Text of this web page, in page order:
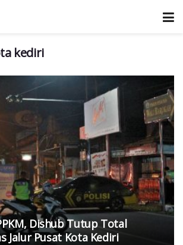
kediri
Dishub Tutup Total
Jalur Pusat Kota Kediri